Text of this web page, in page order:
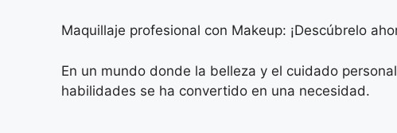
Maquillaje profesional con Makeup: ¡Descúbrelo
En un mundo donde la belleza y el cuidado
habilidades se ha convertido en una necesidad.